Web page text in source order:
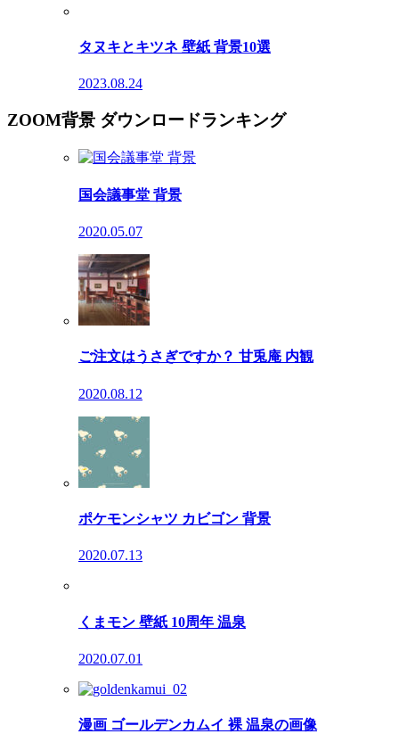
タヌキとキツネ 壁紙 背景10選
2023.08.24
ZOOM背景 ダウンロードランキング
国会議事堂 背景
2020.05.07
ご注文はうさぎですか？ 甘兎庵 内観
2020.08.12
ポケモンシャツ カビゴン 背景
2020.07.13
くまモン 壁紙 10周年 温泉
2020.07.01
漫画 ゴールデンカムイ 裸 温泉の画像